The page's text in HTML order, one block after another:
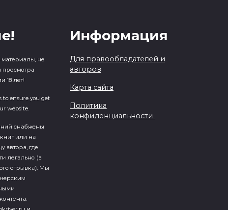
материалы, не
просмотра
18 лет!
to ensure you get
website.
cнабжены
или на
автора, где
легально (в
отрывка). Мы
Информация
Для правообладателей и
авторов
Карта сайта
Политика
конфиденциальности